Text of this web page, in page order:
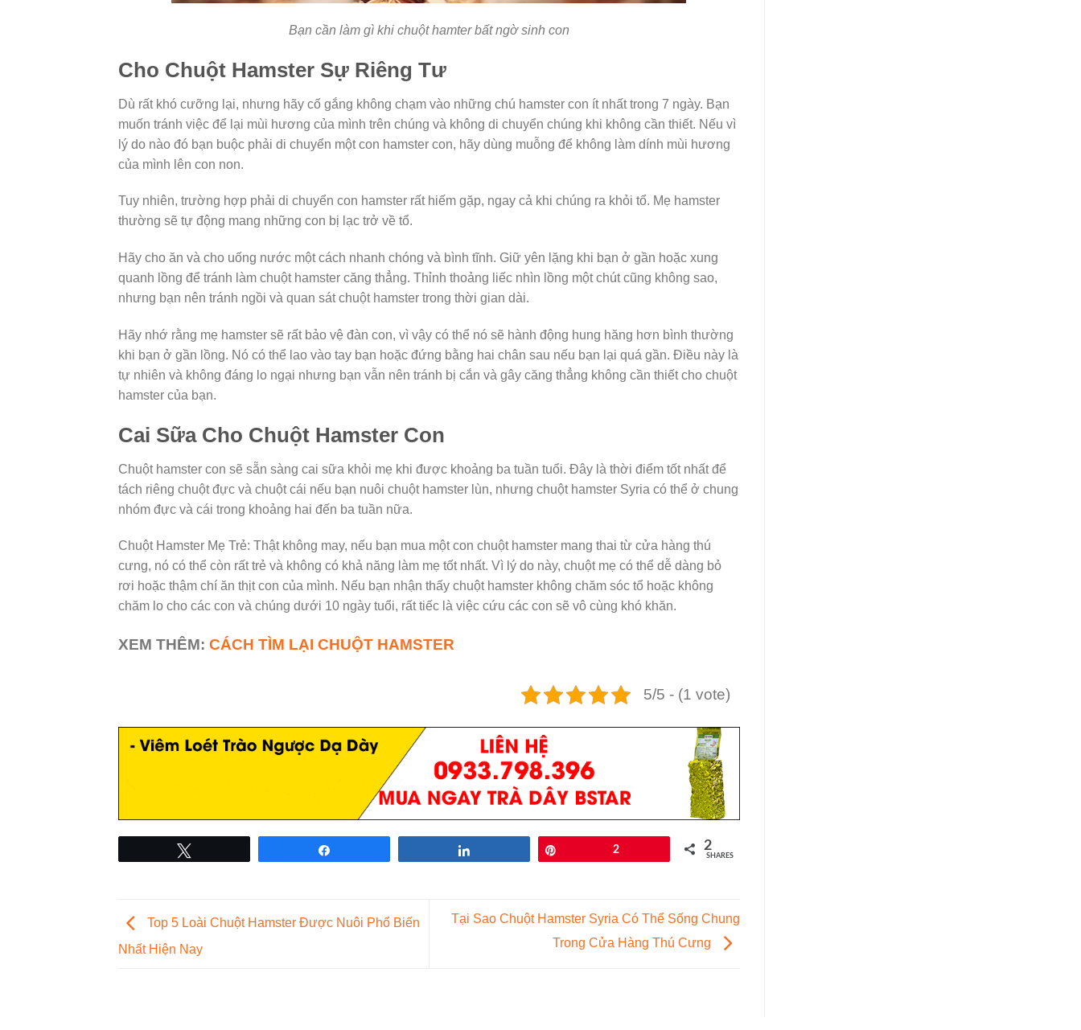
Bạn cần làm gì khi chuột hamter bất ngờ sinh con
Cho Chuột Hamster Sự Riêng Tư
Dù rất khó cưỡng lại, nhưng hãy cố gắng không chạm vào những chú hamster con ít nhất trong 7 ngày. Bạn
muốn tránh việc để lại mùi hương của mình trên chúng và không di chuyển chúng khi không cần thiết. Nếu vì
lý do nào đó bạn buộc phải di chuyển một con hamster con, hãy dùng muỗng để không làm dính mùi hương
của mình lên con non.
Tuy nhiên, trường hợp phải di chuyển con hamster rất hiếm gặp, ngay cả khi chúng ra khỏi tổ. Mẹ hamster
thường sẽ tự động mang những con bị lạc trở về tổ.
Hãy cho ăn và cho uống nước một cách nhanh chóng và bình tĩnh. Giữ yên lặng khi bạn ở gần hoặc xung
quanh lồng để tránh làm chuột hamster căng thẳng. Thỉnh thoảng liếc nhìn lồng một chút cũng không sao,
nhưng bạn nên tránh ngồi và quan sát chuột hamster trong thời gian dài.
Hãy nhớ rằng mẹ hamster sẽ rất bảo vệ đàn con, vì vậy có thể nó sẽ hành động hung hăng hơn bình thường
khi bạn ở gần lồng. Nó có thể lao vào tay bạn hoặc đứng bằng hai chân sau nếu bạn lại quá gần. Điều này là
tự nhiên và không đáng lo ngại nhưng bạn vẫn nên tránh bị cắn và gây căng thẳng không cần thiết cho chuột
hamster của bạn.
Cai Sữa Cho Chuột Hamster Con
Chuột hamster con sẽ sẵn sàng cai sữa khỏi mẹ khi được khoảng ba tuần tuổi. Đây là thời điểm tốt nhất để
tách riêng chuột đực và chuột cái nếu bạn nuôi chuột hamster lùn, nhưng chuột hamster Syria có thể ở chung
nhóm đực và cái trong khoảng hai đến ba tuần nữa.
Chuột Hamster Mẹ Trẻ: Thật không may, nếu bạn mua một con chuột hamster mang thai từ cửa hàng thú
cưng, nó có thể còn rất trẻ và không có khả năng làm mẹ tốt nhất. Vì lý do này, chuột mẹ có thể dễ dàng bỏ
rơi hoặc thậm chí ăn thịt con của mình. Nếu bạn nhận thấy chuột hamster không chăm sóc tổ hoặc không
chăm lo cho các con và chúng dưới 10 ngày tuổi, rất tiếc là việc cứu các con sẽ vô cùng khó khăn.
XEM THÊM: CÁCH TÌM LẠI CHUỘT HAMSTER
5/5 - (1 vote)
2 2
SHARES
Top 5 Loài Chuột Hamster Được Nuôi Phổ Biến
Nhất Hiện Nay
Tại Sao Chuột Hamster Syria Có Thể Sống Chung
Trong Cửa Hàng Thú Cưng